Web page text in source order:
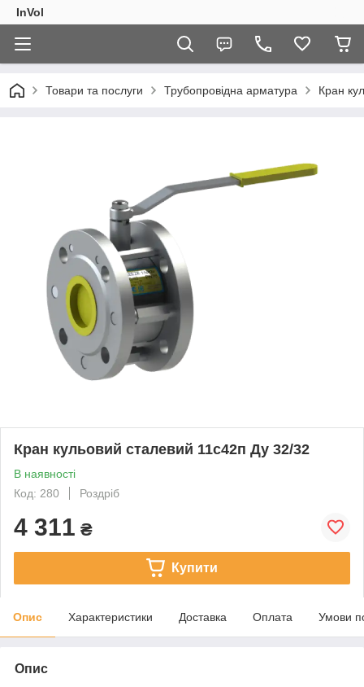
InVol
Товари та послуги Трубопровідна арматура Кран
Кран кульовий сталевий 11с42п Ду 32/32
В наявності
Код: 280
Роздріб
4 311 ₴
Купити
Опис Характеристики Доставка Оплата Умови
Опис